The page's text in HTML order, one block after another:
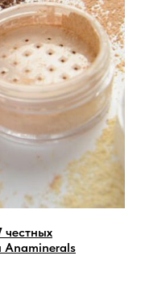
честных
Anaminerals